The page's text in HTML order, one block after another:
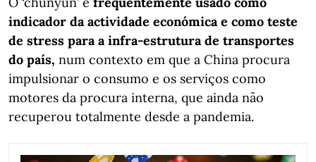
indicador da actividade económica e como teste
de stress para a infra-estrutura de transportes
do país, num contexto em que a China procura
impulsionar o consumo e os serviços como
motores da procura interna, que ainda não
recuperou totalmente desde a pandemia.